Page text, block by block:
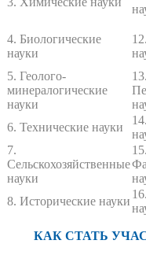
4. Биологические
науки
5. Геолого-
минералогические
науки
13.
6. Технические науки
7.
Сельскохозяйственные
науки
15.
8. Исторические науки
КАК СТАТЬ